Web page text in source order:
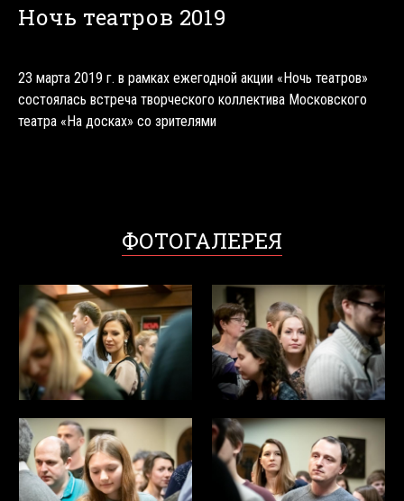
Ночь театров 2019
23 марта 2019 г. в рамках ежегодной акции «Ночь театров»
состоялась встреча творческого коллектива Московского
театра «На досках» со зрителями
ФОТОГАЛЕРЕЯ